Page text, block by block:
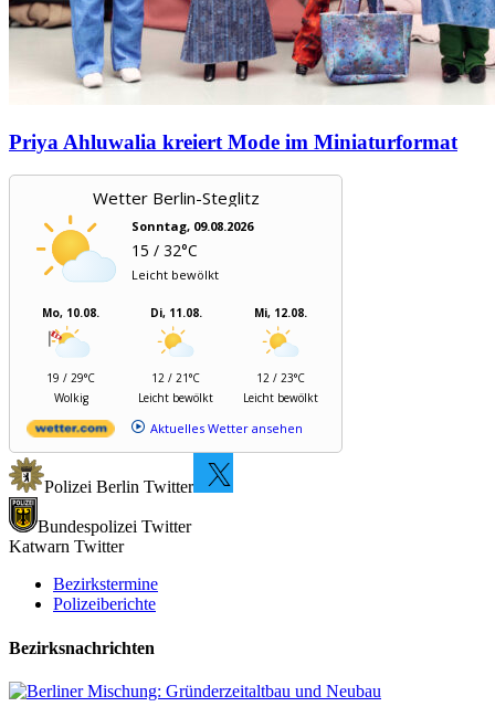
Priya Ahluwalia kreiert Mode im Miniaturformat
Wetter Berlin-Steglitz
Sonntag, 09.08.2026
15 / 32°C
Leicht bewölkt
Mo, 10.08.
19 / 29°C
Wolkig
Di, 11.08.
12 / 21°C
Leicht bewölkt
Mi, 12.08.
12 / 23°C
Leicht bewölkt
Aktuelles Wetter ansehen
Polizei Berlin Twitter
Bundespolizei Twitter
Katwarn Twitter
Bezirkstermine
Polizeiberichte
Bezirksnachrichten